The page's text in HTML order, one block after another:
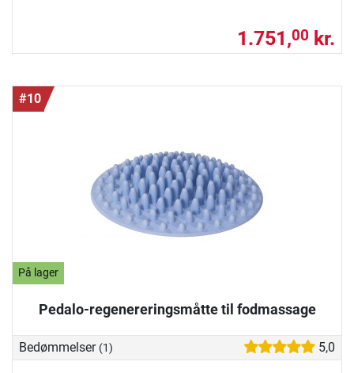
1.751,00 kr.
#10
På lager
Pedalo-regenereringsmåtte til fodmassage
Bedømmelser (1) 5,0